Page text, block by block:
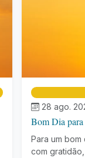
28 ago.
Bom Dia para
Para um
com